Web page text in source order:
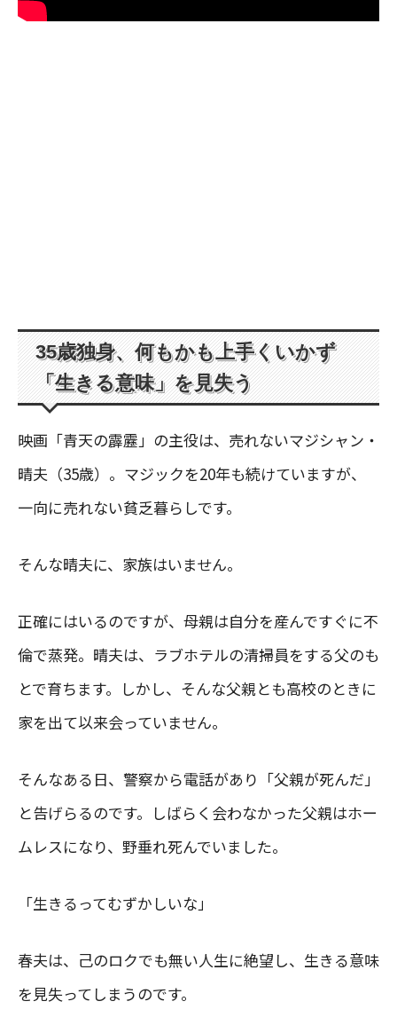
35歳独身、何もかも上手くいかず
「生きる意味」を見失う
映画「青天の霹靂」の主役は、売れないマジシャン・
晴夫（35歳）。マジックを20年も続けていますが、
一向に売れない貧乏暮らしです。
そんな晴夫に、家族はいません。
正確にはいるのですが、母親は自分を産んですぐに不
倫で蒸発。晴夫は、ラブホテルの清掃員をする父のも
とで育ちます。しかし、そんな父親とも高校のときに
家を出て以来会っていません。
そんなある日、警察から電話があり「父親が死んだ」
と告げらるのです。しばらく会わなかった父親はホー
ムレスになり、野垂れ死んでいました。
「生きるってむずかしいな」
春夫は、己のロクでも無い人生に絶望し、生きる意味
を見失ってしまうのです。